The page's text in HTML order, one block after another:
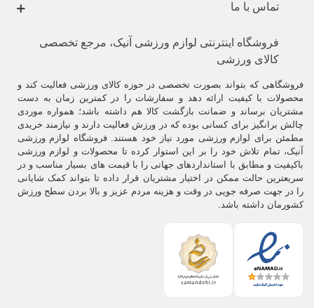
تماس با ما
فروشگاه اینترنتی لوازم ورزشی آنیک، مرجع تخصصی
کالای ورزشی
فروشگاهی که بتواند بصورت تخصصی در حوزه کالای ورزشی فعالیت کند و
محصولات با کیفیت ارائه دهد و سفارشات را در کمترین زمان به دست
مشتریان برساند و ضمانت بازگشت کالا هم داشته باشد؛ همواره موردی
چالش برانگیز برای کسانی بوده که در ورزش فعالیت دارند و نیازمند خریدی
مطمئن برای لوازم ورزشی مورد نیاز خود هستند. فروشگاه لوازم ورزشی
آنیک، تمام تلاش خود را بر این استوار کرده تا محصولات و لوازم ورزشی
باکیفیت و مطابق با استانداردهای جهانی را با قیمت های بسیار مناسب و در
سریعترین حالت ممکن در اختیار مشتریان قرار داده تا بتواند کمک شایانی
را در جهت صرفه جویی در وقت و هزینه مردم عزیز و بالا بردن سطح ورزش
کشورمان داشته باشد.